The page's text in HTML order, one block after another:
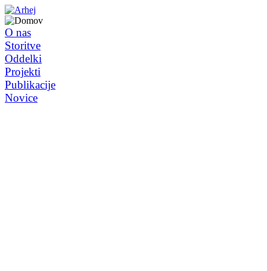
O nas
Storitve
Oddelki
Projekti
Publikacije
Novice